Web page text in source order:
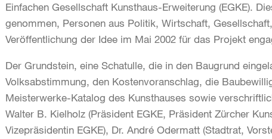
Einfachen Gesellschaft Kunsthaus-Erweiterung (EGKE).
genommen, Personen aus Politik, Wirtschaft,
Veröffentlichung der Idee im Mai 2002 für das Projekt
Der Grundstein, eine Schatulle, die in den Baugrund
Volksabstimmung, den Kostenvoranschlag, die
Meisterwerke-Katalog des Kunsthauses sowie
Walter B. Kielholz (Präsident EGKE, Präsident Zürcher
Vizepräsidentin EGKE), Dr. André Odermatt (Stadtrat,